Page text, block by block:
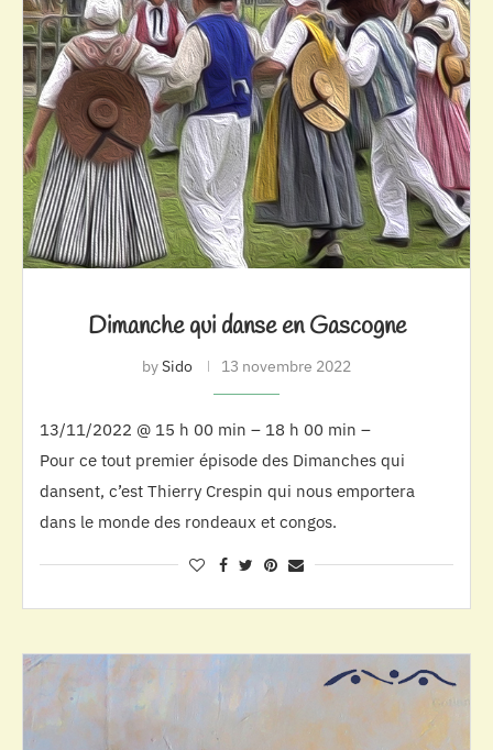
Dimanche qui danse en Gascogne
bySido 13 novembre 2022
13/11/2022 @ 15 h 00 min – 18 h 00 min –
Pour ce tout premier épisode des Dimanches qui
dansent, c’est Thierry Crespin qui nous emportera
dans le monde des rondeaux et congos.